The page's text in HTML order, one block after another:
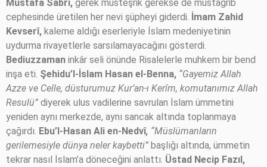
Mustafa Sabri, gerek müsteşrik gerekse de mustağrib
cephesinde üretilen her nevi şüpheyi giderdi. İmam Zahid
Kevserî, kaleme aldığı eserleriyle İslam medeniyetinin
uydurma rivayetlerle sarsılamayacağını gösterdi.
Bediuzzaman inkâr seli önünde Risalelerle muhkem bir bend
inşa eti. Şehidu’l-İslam Hasan el-Benna, “Gayemiz Allah
Azze ve Celle, düsturumuz Kur’an-ı Kerîm, komutanımız Allah
Resulü” diyerek ulus vadilerine savrulan İslam ümmetini
yeniden aynı merkezde, aynı sancak altında toplanmaya
çağırdı. Ebu’l-Hasan Ali en-Nedvî, “Müslümanların
gerilemesiyle dünya neler kaybetti” başlığı altında, ümmetin
tekrar nasıl İslam’a döneceğini anlattı. Üstad Necip Fazıl,